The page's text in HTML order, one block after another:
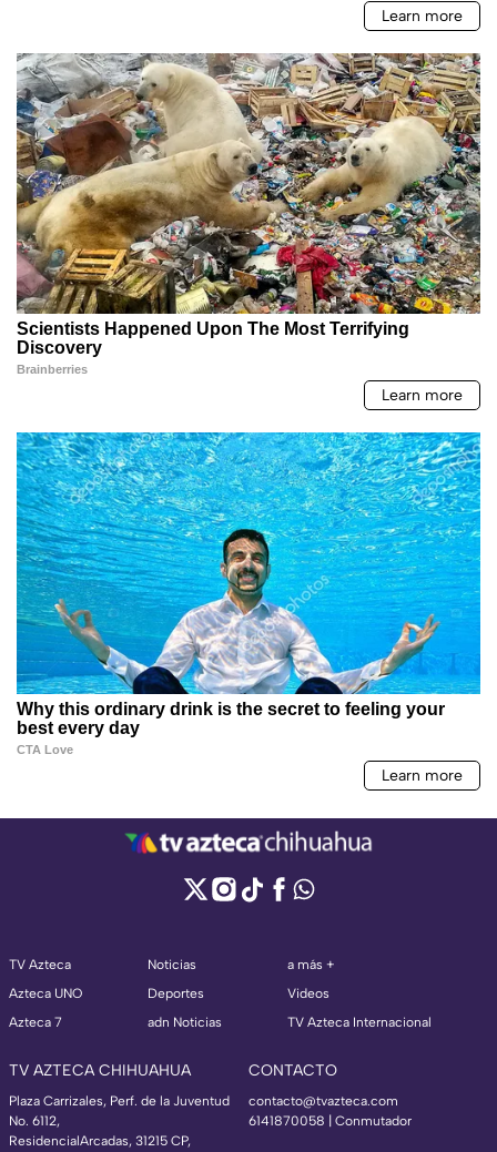
TV Azteca
Azteca UNO
Azteca 7
Noticias
Deportes
adn Noticias
a más +
Videos
TV Azteca Internacional
TV AZTECA CHIHUAHUA
Plaza Carrizales, Perf. de la Juventud
No. 6112,
ResidencialArcadas, 31215 CP,
CONTACTO
contacto@tvazteca.com
6141870058 | Conmutador